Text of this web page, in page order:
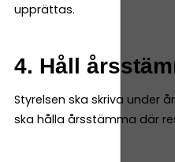
upprättas.
4. Håll
Styrelsen ska skriva under
ska hålla årsstämma där